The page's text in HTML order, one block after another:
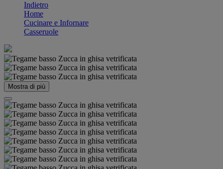
Indietro
Home
Cucinare e Infornare
Casseruole
Mostra di più